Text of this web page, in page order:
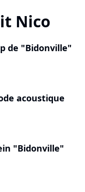
Nico
de "Bidonville"
acoustique
"Bidonville"